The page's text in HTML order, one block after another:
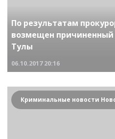
По результатам
возмещен
Тулы
06.10.2017 20:16